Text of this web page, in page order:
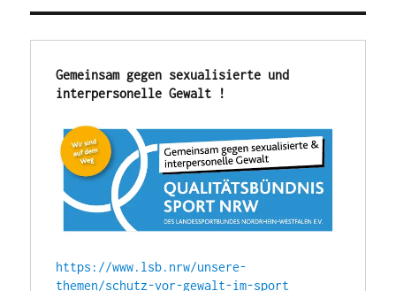
Gemeinsam gegen sexualisierte und
interpersonelle Gewalt !
https://www.lsb.nrw/unsere-
themen/schutz-vor-gewalt-im-sport